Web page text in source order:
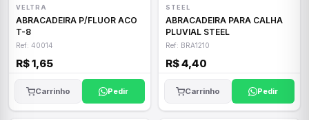
VELTRA
ABRACADEIRA P/FLUOR ACO
T-8
Ref: 40014
R$ 1,65
Carrinho Pedir
STEEL
ABRACADEIRA PARA CALHA
PLUVIAL STEEL
Ref: BRA1210
R$ 4,40
Carrinho Pedir